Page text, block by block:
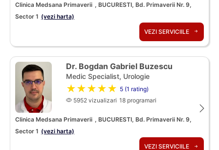
Clinica Medsana Primaverii , BUCURESTI, Bd. Primaverii Nr. 9,
Sector 1 (vezi harta)
VEZI SERVICIILE
Dr. Bogdan Gabriel Buzescu
Medic Specialist, Urologie
★★★★★ 5 (1 rating)
5952 vizualizari 18 programari
Clinica Medsana Primaverii , BUCURESTI, Bd. Primaverii Nr. 9,
Sector 1 (vezi harta)
VEZI SERVICIILE